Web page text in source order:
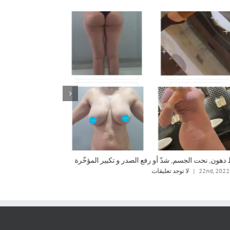
نحت الجسم, شدّ أو رفع الصدر و تكبير المؤخّرة
| لا توجد تعليقات